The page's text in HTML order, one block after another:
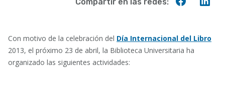
Con motivo de la celebración del Día Internacional del Libro
2013, el próximo 23 de abril, la Biblioteca Universitaria ha
organizado las siguientes actividades: